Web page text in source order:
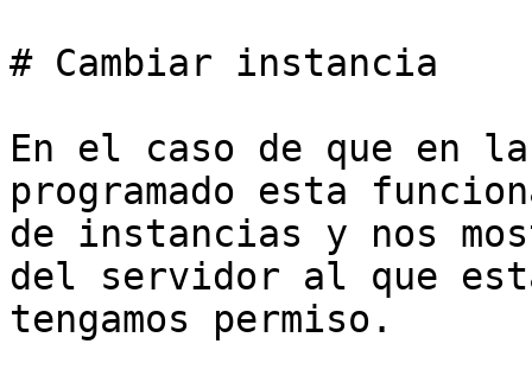
# Cambiar instancia
En el caso de que en
programado esta
de instancias y nos
del servidor al que
tengamos permiso.